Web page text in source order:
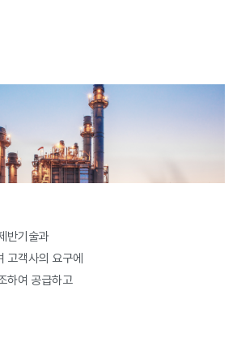
반기술과
고객사의 요구에
하여 공급하고